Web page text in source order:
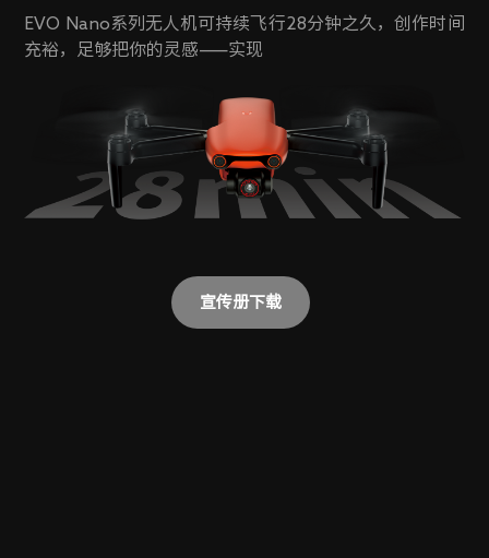
EVO Nano系列无人机可持续飞行28分钟之久，创作时间
充裕，足够把你的灵感——实现
宣传册下载